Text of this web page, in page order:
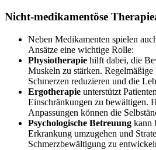
Nicht-medikamentöse
Neben Medikamenten spielen
Ansätze eine wichtige Rolle:
Physiotherapie hilft dabei, die
Muskeln zu stärken.
Schmerzen reduzieren und die
Ergotherapie unterstützt
Einschränkungen zu bewältigen.
Anpassungen können die
Psychologische Betreuung kann
Erkrankung umzugehen und
Schmerzbewältigung zu